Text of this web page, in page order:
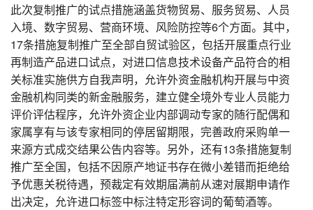
此次复制推广的试点措施涵盖货物贸易、服务贸易、人员
入境、数字贸易、营商环境、风险防控等6个方面。其中，
17条措施复制推广至全部自贸试验区，包括开展重点行业
再制造产品进口试点，对进口信息技术设备产品符合的相
关标准实施供方自我声明，允许外资金融机构开展与中资
金融机构同类的新金融服务，建立健全境外专业人员能力
评价评估程序，允许外资企业内部调动专家的随行配偶和
家属享有与该专家相同的停居留期限，完善政府采购单一
来源方式成交结果公告内容等。另外，还有13条措施复制
推广至全国，包括不因原产地证书存在微小差错而拒绝给
予优惠关税待遇，预裁定有效期届满前从速对展期申请作
出决定，允许进口标签中标注特定形容词的葡萄酒等。